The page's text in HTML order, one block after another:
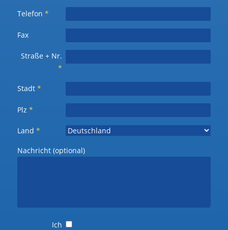
Telefon*
Fax
Straße + Nr.
*
Stadt*
Plz*
Land*
Nachricht (optional)
Ich